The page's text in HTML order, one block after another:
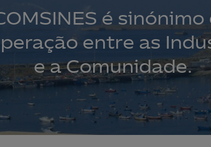
é sinónimo
entre as
e a Comunidade.